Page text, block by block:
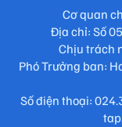
Cơ quan
Địa chỉ: Số
Chịu trách
Phó Trưởng ban:
Số điện thoại: